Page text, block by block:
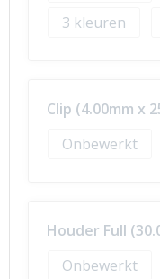
3
Clip (4.00mm x
Onbewerkt
Houder Full
Onbewerkt